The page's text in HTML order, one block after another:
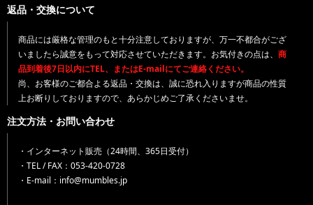
返品・交換について
商品には厳格な管理のもと十分注意しておりますが、万一不都合がござ
いましたら誠意をもって対応させていただきます。お気付きの点は、 商
品到着後7日以内にTEL、またはE-mailにてご連絡ください。
尚、お客様のご都合よる返品・交換は、誠に恐れ入りますが商品の性質
上お断りしておりますので、あらかじめご了承くださいませ。
注文方法・お問い合わせ
・インターネット販売（24時間、365日受付）
・TEL / FAX：053-420-0728
・E-mail：info@mumbles.jp